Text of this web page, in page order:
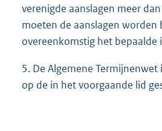
verenigde aanslagen meer
moeten de aanslagen worden
overeenkomstig het bepaalde
5. De Algemene
op de in het voorgaande lid